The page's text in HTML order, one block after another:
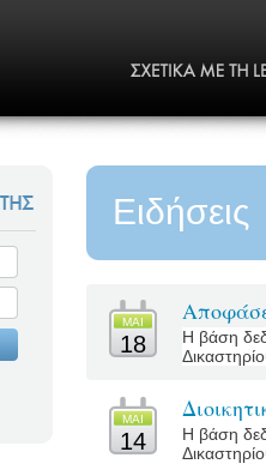
Ειδήσεις
MΑΙ
18
Η βάση
MΑΙ
14
Η βάση